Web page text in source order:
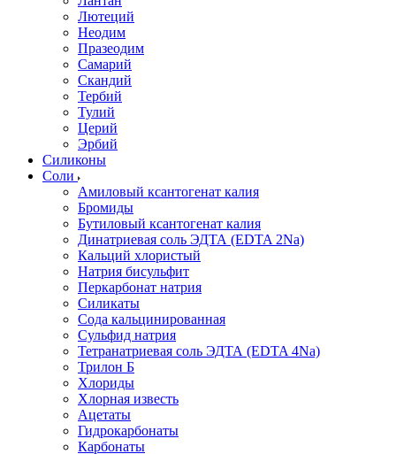
Лютеций
Неодим
Празеодим
Самарий
Скандий
Тербий
Тулий
Церий
Эрбий
Силиконы
Соли
Амиловый ксантогенат калия
Бромиды
Бутиловый ксантогенат калия
Динатриевая соль ЭДТА (EDTA 2Na)
Кальций хлористый
Натрия бисульфит
Перкарбонат натрия
Силикаты
Сода кальцинированная
Сульфид натрия
Тетранатриевая соль ЭДТА (EDTA 4Na)
Трилон Б
Хлориды
Хлорная известь
Ацетаты
Гидрокарбонаты
Карбонаты